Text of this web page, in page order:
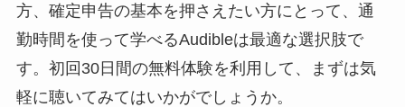
方、確定申告の基本を押さえたい方にとって、通
勤時間を使って学べるAudibleは最適な選択肢で
す。初回30日間の無料体験を利用して、まずは気
軽に聴いてみてはいかがでしょうか。